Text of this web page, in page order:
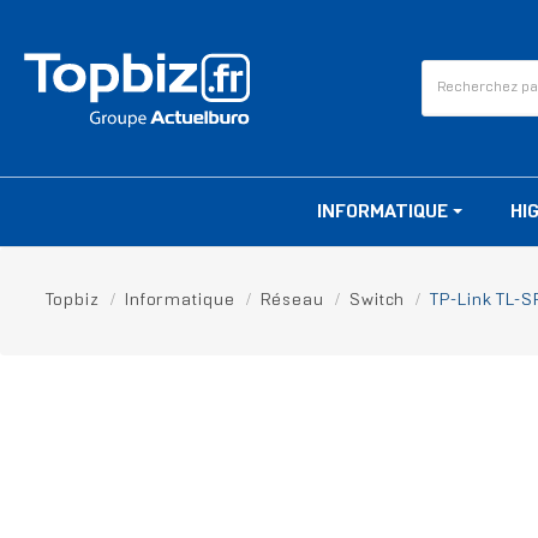
INFORMATIQUE
Topbiz Informatique Réseau Switch TP-Link